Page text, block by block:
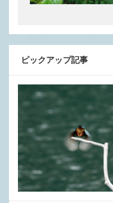
ピックアップ記事